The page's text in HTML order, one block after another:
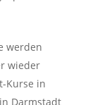
werden
wieder
Kurse in
Darmstadt